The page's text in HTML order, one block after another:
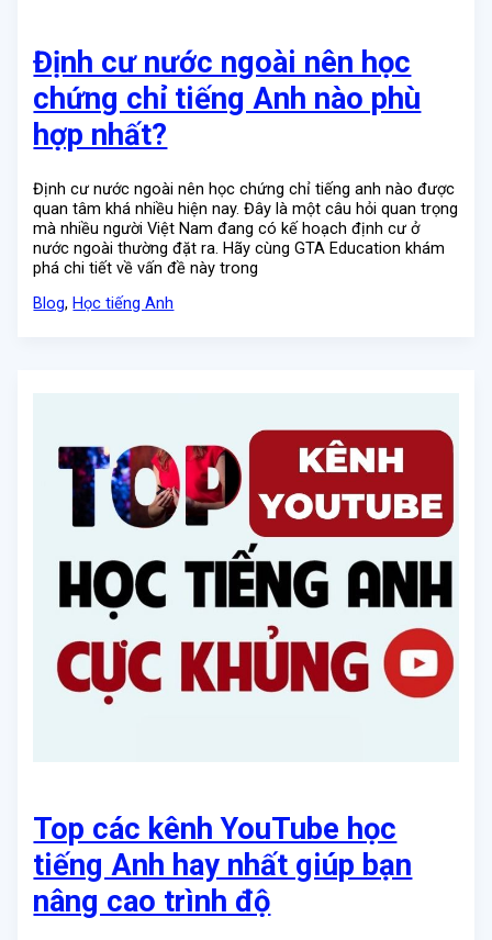
Định cư nước ngoài nên học
chứng chỉ tiếng Anh nào phù
hợp nhất?
Định cư nước ngoài nên học chứng chỉ tiếng anh nào được
quan tâm khá nhiều hiện nay. Đây là một câu hỏi quan trọng
mà nhiều người Việt Nam đang có kế hoạch định cư ở
nước ngoài thường đặt ra. Hãy cùng GTA Education khám
phá chi tiết về vấn đề này trong
Blog, Học tiếng Anh
Top các kênh YouTube học
tiếng Anh hay nhất giúp bạn
nâng cao trình độ